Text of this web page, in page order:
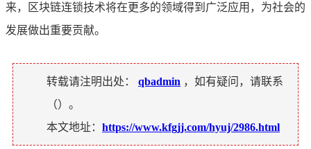
来，区块链连锁技术将在更多的领域得到广泛应用，为社会的
发展做出重要贡献。
转载请注明出处： qbadmin ，如有疑问，请联系
（）。
本文地址： https://www.kfgjj.com/hyuj/2986.html